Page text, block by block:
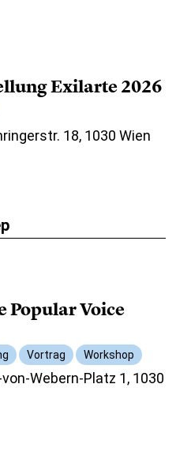
Exilarte 2026
18, 1030 Wien
Popular Voice
Vortrag Workshop
Webern-Platz 1, 1030